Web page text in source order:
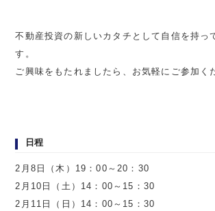
不動産投資の新しいカタチとして自信を持っ
す。
ご興味をもたれましたら、お気軽にご参加く
日程
2月8日（木）19：00～20：30
2月10日（土）14：00～15：30
2月11日（日）14：00～15：30